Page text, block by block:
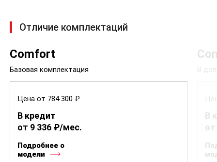
Отличие комплектаций
Comfort
Базовая комплектация
Цена от 784 300 ₽
В кредит
от 9 336 ₽/мес.
Подробнее о
модели
В
В